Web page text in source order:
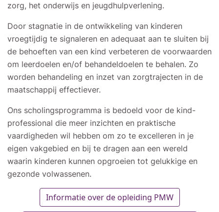
zorg, het onderwijs en jeugdhulpverlening.
Door stagnatie in de ontwikkeling van kinderen
vroegtijdig te signaleren en adequaat aan te sluiten bij
de behoeften van een kind verbeteren de voorwaarden
om leerdoelen en/of behandeldoelen te behalen. Zo
worden behandeling en inzet van zorgtrajecten in de
maatschappij effectiever.
Ons scholingsprogramma is bedoeld voor de kind-
professional die meer inzichten en praktische
vaardigheden wil hebben om zo te excelleren in je
eigen vakgebied en bij te dragen aan een wereld
waarin kinderen kunnen opgroeien tot gelukkige en
gezonde volwassenen.
Informatie over de opleiding PMW